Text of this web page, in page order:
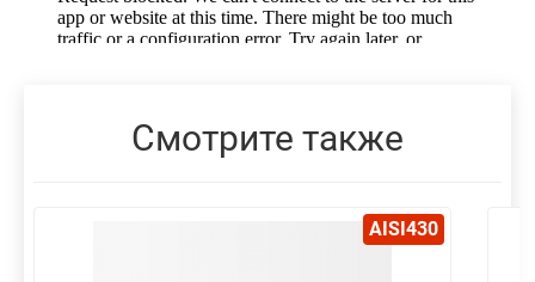
Смотрите также
AISI430